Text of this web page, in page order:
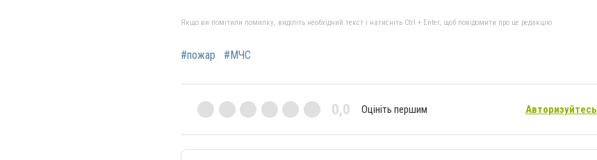
Якщо ви помітили помилку, виділіть необхідний текст і натисніть Ctrl + Enter, щоб повідомити про це редакцію
#пожар #МЧС
0,0 Оцініть першим Авторизуйтесь